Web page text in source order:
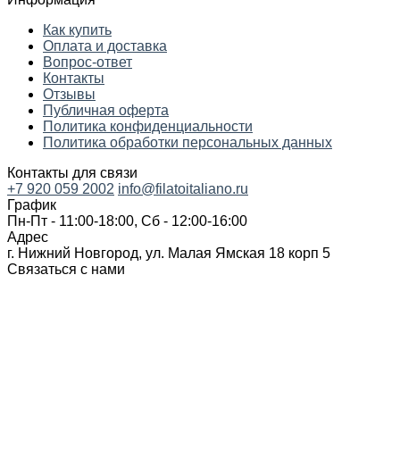
Как купить
Оплата и доставка
Вопрос-ответ
Контакты
Отзывы
Публичная оферта
Политика конфиденциальности
Политика обработки персональных данных
Контакты для связи
+7 920 059 2002 info@filatoitaliano.ru
График
Пн-Пт - 11:00-18:00, Сб - 12:00-16:00
Адрес
г. Нижний Новгород, ул. Малая Ямская 18 корп 5
Связаться с нами